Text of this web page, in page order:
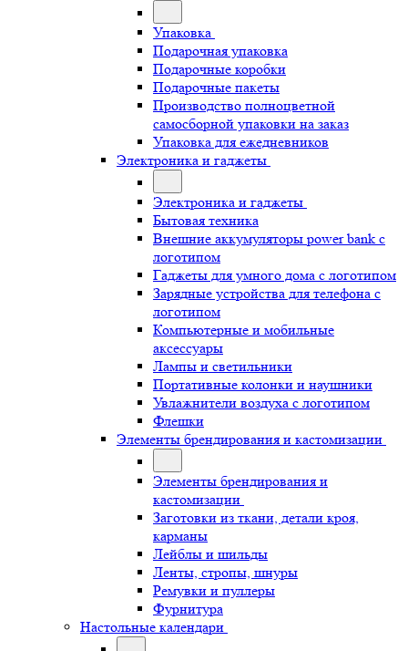
Упаковка
Подарочная упаковка
Подарочные коробки
Подарочные пакеты
Производство полноцветной
самосборной упаковки на заказ
Упаковка для ежедневников
Электроника и гаджеты
Электроника и гаджеты
Бытовая техника
Внешние аккумуляторы power bank с
логотипом
Гаджеты для умного дома с логотипом
Зарядные устройства для телефона с
логотипом
Компьютерные и мобильные
аксессуары
Лампы и светильники
Портативные колонки и наушники
Увлажнители воздуха с логотипом
Флешки
Элементы брендирования и кастомизации
Элементы брендирования и
кастомизации
Заготовки из ткани, детали кроя,
карманы
Лейблы и шильды
Ленты, стропы, шнуры
Ремувки и пуллеры
Фурнитура
Настольные календари